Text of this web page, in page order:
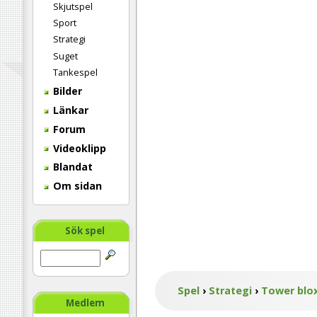
Skjutspel
Sport
Strategi
Suget
Tankespel
Bilder
Länkar
Forum
Videoklipp
Blandat
Om sidan
Sök spel
Medlem
Spel › Strategi › Tower